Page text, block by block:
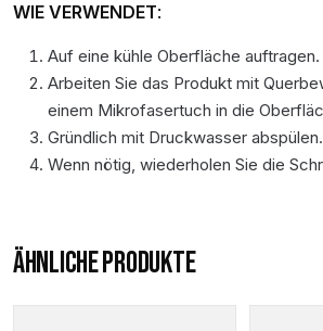
WIE VERWENDET:
Auf eine kühle Oberfläche auftragen.
Arbeiten Sie das Produkt mit
einem Mikrofasertuch in die
Gründlich mit Druckwasser abspülen.
Wenn nötig, wiederholen Sie die
ÄHNLICHE PRODUKTE